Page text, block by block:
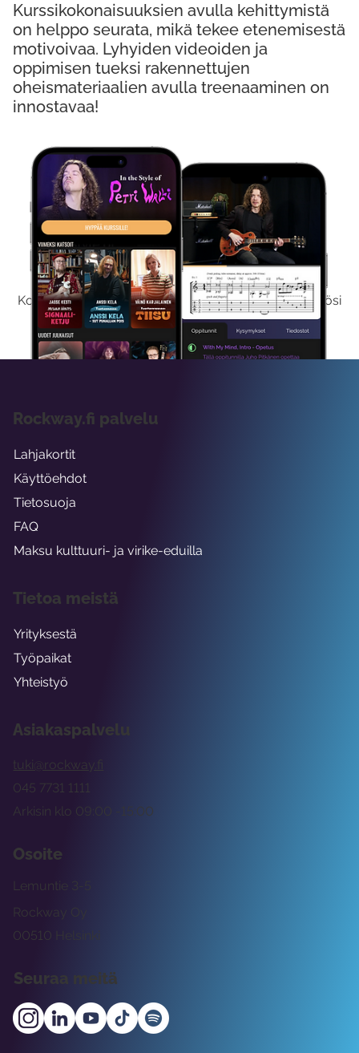
Kokeile Ilmaiseksi
Kokeilemalla ilmaiseksi saat koko sisältömme käyttöösi
viikon ajaksi.
Kurssikokonaisuuksien avulla kehittymistä
on helppo seurata, mikä tekee etenemisestä
motivoivaa. Lyhyiden videoiden ja
oppimisen tueksi rakennettujen
oheismateriaalien avulla treenaaminen on
innostavaa!
Asiakaspalvelu
tuki@rockway.fi
Arkisin klo 09:00 -15:00
045 7731 1111
Osoite
Rockway Oy
Lemuntie 3-5
00510 Helsinki
Seuraa meitä
Rockway.fi palvelu
Lahjakortit
Käyttöehdot
Tietosuoja
FAQ
Maksu kulttuuri- ja virike-eduilla
Tietoa meistä
Yrityksestä
Työpaikat
Yhteistyö